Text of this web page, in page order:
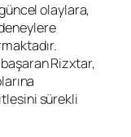
olaylara,
Rizxtar,
sürekli